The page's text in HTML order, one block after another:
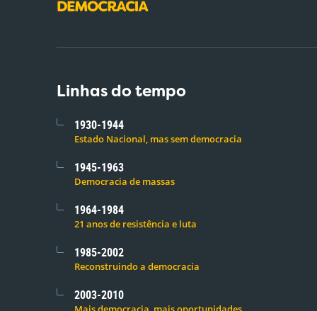
Linhas do tempo
1930-1944
Estado Nacional, mas sem democracia
1945-1963
Democracia de massas
1964-1984
21 anos de resistência e luta
1985-2002
Reconstruindo a democracia
2003-2010